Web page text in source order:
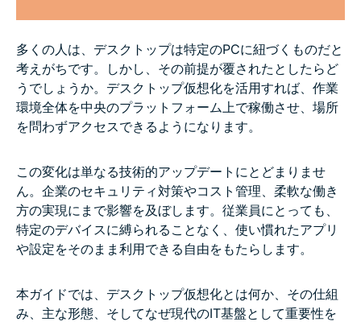
多くの人は、デスクトップは特定のPCに紐づくものだと
考えがちです。しかし、その前提が覆されたとしたらど
うでしょうか。デスクトップ仮想化を活用すれば、作業
環境全体を中央のプラットフォーム上で稼働させ、場所
を問わずアクセスできるようになります。
この変化は単なる技術的アップデートにとどまりませ
ん。企業のセキュリティ対策やコスト管理、柔軟な働き
方の実現にまで影響を及ぼします。従業員にとっても、
特定のデバイスに縛られることなく、使い慣れたアプリ
や設定をそのまま利用できる自由をもたらします。
本ガイドでは、デスクトップ仮想化とは何か、その仕組
み、主な形態、そしてなぜ現代のIT基盤として重要性を